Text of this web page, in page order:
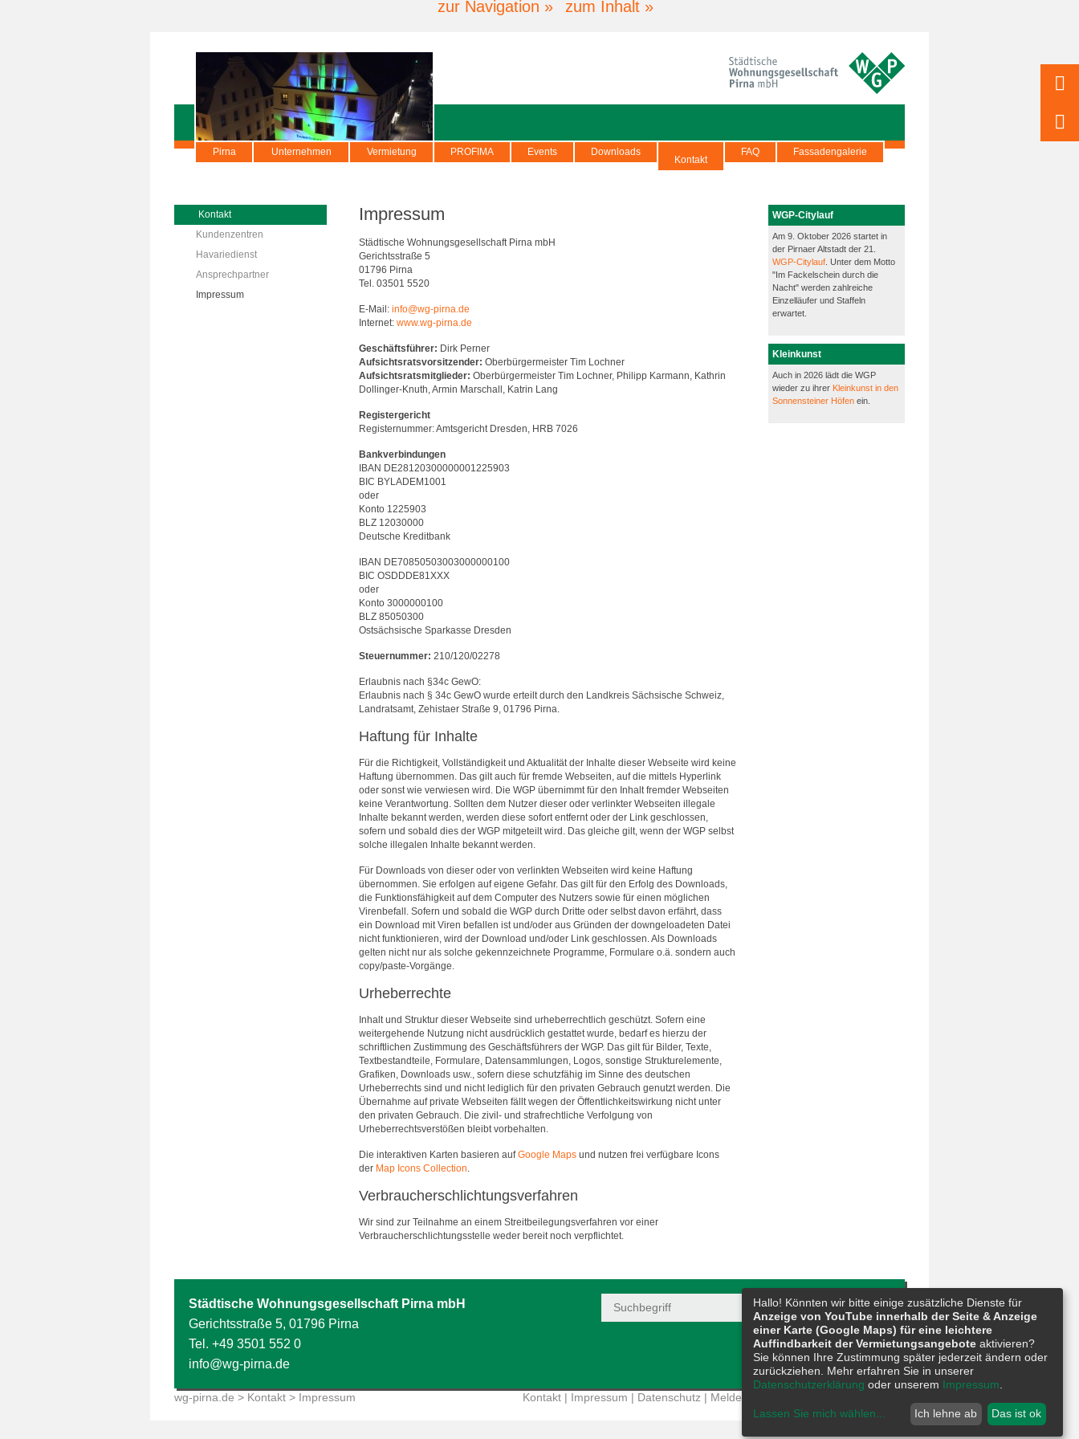
zur Navigation » zum Inhalt »
Pirna Unternehmen Vermietung PROFIMA Events Downloads
Kontakt
FAQ Fassadengalerie
Kontakt
Kundenzentren
Havariedienst
Ansprechpartner
Impressum
Impressum
Städtische Wohnungsgesellschaft Pirna mbH
Gerichtsstraße 5
01796 Pirna
Tel. 03501 5520
E-Mail: info@wg-pirna.de
Internet: www.wg-pirna.de
Geschäftsführer: Dirk Perner
Aufsichtsratsvorsitzender: Oberbürgermeister Tim Lochner
Aufsichtsratsmitglieder: Oberbürgermeister Tim Lochner, Philipp Karmann, Kathrin
Dollinger-Knuth, Armin Marschall, Katrin Lang
Registergericht
Registernummer: Amtsgericht Dresden, HRB 7026
Bankverbindungen
IBAN DE28120300000001225903
BIC BYLADEM1001
oder
Konto 1225903
BLZ 12030000
Deutsche Kreditbank
IBAN DE70850503003000000100
BIC OSDDDE81XXX
oder
Konto 3000000100
BLZ 85050300
Ostsächsische Sparkasse Dresden
Steuernummer: 210/120/02278
Erlaubnis nach §34c GewO:
Erlaubnis nach § 34c GewO wurde erteilt durch den Landkreis Sächsische Schweiz,
Landratsamt, Zehistaer Straße 9, 01796 Pirna.
Haftung für Inhalte
Für die Richtigkeit, Vollständigkeit und Aktualität der Inhalte dieser Webseite wird keine
Haftung übernommen. Das gilt auch für fremde Webseiten, auf die mittels Hyperlink
oder sonst wie verwiesen wird. Die WGP übernimmt für den Inhalt fremder Webseiten
keine Verantwortung. Sollten dem Nutzer dieser oder verlinkter Webseiten illegale
Inhalte bekannt werden, werden diese sofort entfernt oder der Link geschlossen,
sofern und sobald dies der WGP mitgeteilt wird. Das gleiche gilt, wenn der WGP selbst
solche illegalen Inhalte bekannt werden.
Für Downloads von dieser oder von verlinkten Webseiten wird keine Haftung
übernommen. Sie erfolgen auf eigene Gefahr. Das gilt für den Erfolg des Downloads,
die Funktionsfähigkeit auf dem Computer des Nutzers sowie für einen möglichen
Virenbefall. Sofern und sobald die WGP durch Dritte oder selbst davon erfährt, dass
ein Download mit Viren befallen ist und/oder aus Gründen der downgeloadeten Datei
nicht funktionieren, wird der Download und/oder Link geschlossen. Als Downloads
gelten nicht nur als solche gekennzeichnete Programme, Formulare o.ä. sondern auch
copy/paste-Vorgänge.
Urheberrechte
Inhalt und Struktur dieser Webseite sind urheberrechtlich geschützt. Sofern eine
weitergehende Nutzung nicht ausdrücklich gestattet wurde, bedarf es hierzu der
schriftlichen Zustimmung des Geschäftsführers der WGP. Das gilt für Bilder, Texte,
Textbestandteile, Formulare, Datensammlungen, Logos, sonstige Strukturelemente,
Grafiken, Downloads usw., sofern diese schutzfähig im Sinne des deutschen
Urheberrechts sind und nicht lediglich für den privaten Gebrauch genutzt werden. Die
Übernahme auf private Webseiten fällt wegen der Öffentlichkeitswirkung nicht unter
den privaten Gebrauch. Die zivil- und strafrechtliche Verfolgung von
Urheberrechtsverstößen bleibt vorbehalten.
Die interaktiven Karten basieren aufGoogle Maps und nutzen frei verfügbare Icons
der Map Icons Collection.
Verbraucherschlichtungsverfahren
Wir sind zur Teilnahme an einem Streitbeilegungsverfahren vor einer
Verbraucherschlichtungsstelle weder bereit noch verpflichtet.
WGP-Citylauf
Am 9. Oktober 2026 startet in
der Pirnaer Altstadt der 21.
WGP-Citylauf . Unter dem Motto
"Im Fackelschein durch die
Nacht" werden zahlreiche
Einzelläufer und Staffeln
erwartet.
Kleinkunst
Auch in 2026 lädt die WGP
wieder zu ihrer Kleinkunst in den
Sonnensteiner Höfen ein.
Städtische Wohnungsgesellschaft Pirna mbH
Gerichtsstraße 5, 01796 Pirna
Tel. +49 3501 552 0
info@wg-pirna.de
wg-pirna.de > Kontakt > Impressum Kontakt | Impressum | Datenschutz | Meldestelle
Hallo! Könnten wir bitte einige zusätzliche Dienste für
Anzeige von YouTube innerhalb der Seite & Anzeige
einer Karte (Google Maps) für eine leichtere
Auffindbarkeit der Vermietungsangebote aktivieren?
Sie können Ihre Zustimmung später jederzeit ändern oder
zurückziehen. Mehr erfahren Sie in unserer
Datenschutzerklärung oder unserem Impressum
Lassen Sie mich wählen... Ich lehne ab Das ist ok